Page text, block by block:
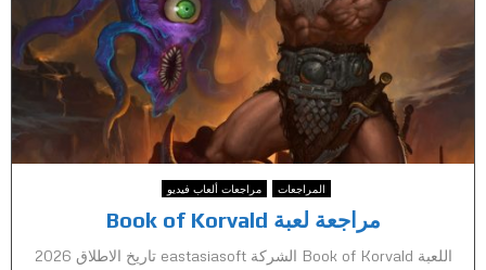
المراجعات مراجعات ألعاب فيديو
مراجعة لعبة Book of Korvald
اللعبة Book of Korvald الشركة eastasiasoft تاريخ الاطلاق 2026